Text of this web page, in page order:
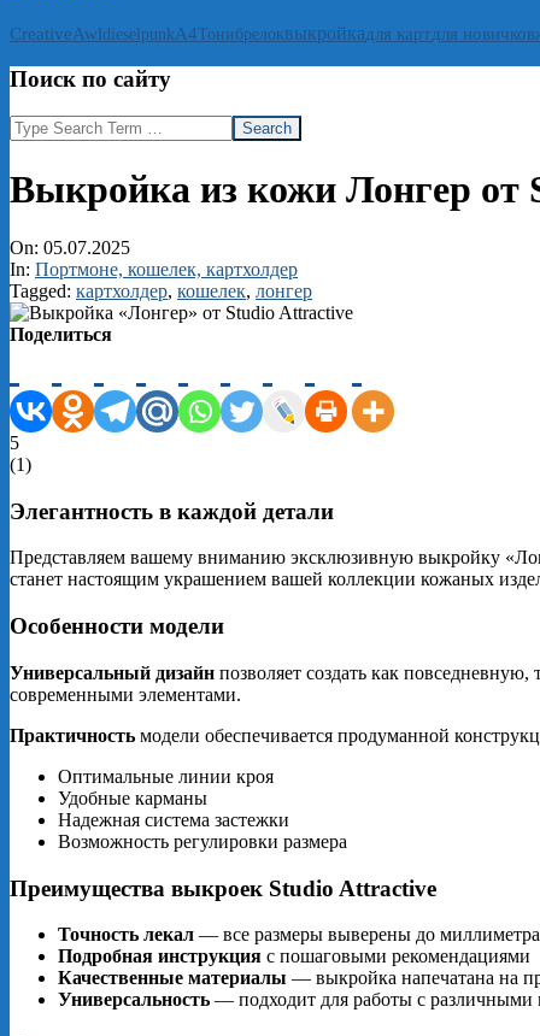
CreativeAwldieselpunk А4Тонибрелоквыкройкадля картдля новичков
Поиск по сайту
Search
Выкройка из кожи Лонгер от
On: 05.07.2025
In: Портмоне, кошелек, картхолдер
Tagged: картхолдер, кошелек, лонгер
Поделиться
5
(1)
Элегантность в каждой детали
Представляем вашему вниманию эксклюзивную выкройку
станет настоящим украшением вашей коллекции кожаных
Особенности модели
Универсальный дизайн позволяет создать как
современными элементами.
Практичность модели обеспечивается продуманной
Оптимальные линии кроя
Удобные карманы
Надежная система застежки
Возможность регулировки размера
Преимущества выкроек Studio Attractive
Точность лекал — все размеры выверены до миллиметра
Подробная инструкция с пошаговыми рекомендациями
Качественные материалы — выкройка напечатана на
Универсальность — подходит для работы с